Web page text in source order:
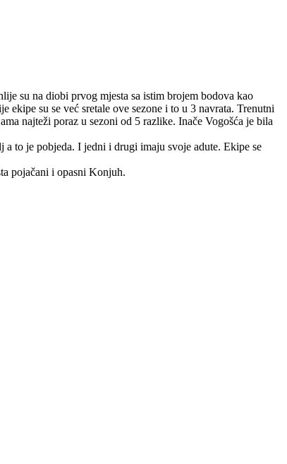
su na diobi prvog mjesta sa istim brojem bodova kao
su se već sretale ove sezone i to u 3 navrata. Trenutni
najteži poraz u sezoni od 5 razlike. Inače Vogošća je bila
to je pobjeda. I jedni i drugi imaju svoje adute. Ekipe se
pojačani i opasni Konjuh.